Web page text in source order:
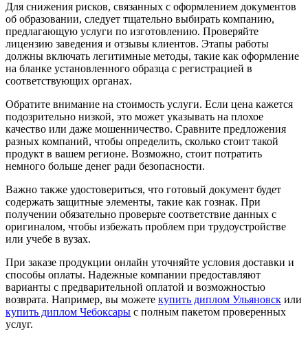
Для снижения рисков, связанных с оформлением документов
об образовании, следует тщательно выбирать компанию,
предлагающую услуги по изготовлению. Проверяйте
лицензию заведения и отзывы клиентов. Этапы работы
должны включать легитимные методы, такие как оформление
на бланке установленного образца с регистрацией в
соответствующих органах.
Обратите внимание на стоимость услуги. Если цена кажется
подозрительно низкой, это может указывать на плохое
качество или даже мошенничество. Сравните предложения
разных компаний, чтобы определить, сколько стоит такой
продукт в вашем регионе. Возможно, стоит потратить
немного больше денег ради безопасности.
Важно также удостовериться, что готовый документ будет
содержать защитные элементы, такие как гознак. При
получении обязательно проверьте соответствие данных с
оригиналом, чтобы избежать проблем при трудоустройстве
или учебе в вузах.
При заказе продукции онлайн уточняйте условия доставки и
способы оплаты. Надежные компании предоставляют
варианты с предварительной оплатой и возможностью
возврата. Например, вы можете купить диплом Ульяновск или
купить диплом Чебоксары с полным пакетом проверенных
услуг.